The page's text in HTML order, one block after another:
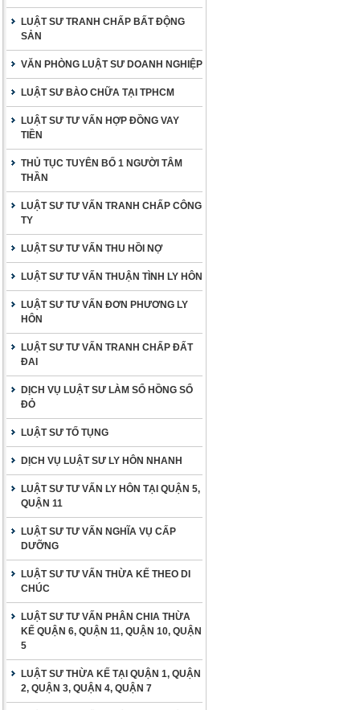
LUẬT SƯ TRANH CHẤP BẤT ĐỘNG
SẢN
VĂN PHÒNG LUẬT SƯ DOANH NGHIỆP
LUẬT SƯ BÀO CHỮA TẠI TPHCM
LUẬT SƯ TƯ VẤN HỢP ĐỒNG VAY
TIỀN
THỦ TỤC TUYÊN BỐ 1 NGƯỜI TÂM
THẦN
LUẬT SƯ TƯ VẤN TRANH CHẤP CÔNG
TY
LUẬT SƯ TƯ VẤN THU HỒI NỢ
LUẬT SƯ TƯ VẤN THUẬN TÌNH LY HÔN
LUẬT SƯ TƯ VẤN ĐƠN PHƯƠNG LY
HÔN
LUẬT SƯ TƯ VẤN TRANH CHẤP ĐẤT
ĐAI
DỊCH VỤ LUẬT SƯ LÀM SỔ HỒNG SỔ
ĐỎ
LUẬT SƯ TỐ TỤNG
DỊCH VỤ LUẬT SƯ LY HÔN NHANH
LUẬT SƯ TƯ VẤN LY HÔN TẠI QUẬN 5,
QUẬN 11
LUẬT SƯ TƯ VẤN NGHĨA VỤ CẤP
DƯỠNG
LUẬT SƯ TƯ VẤN THỪA KẾ THEO DI
CHÚC
LUẬT SƯ TƯ VẤN PHÂN CHIA THỪA
KẾ QUẬN 6, QUẬN 11, QUẬN 10, QUẬN
5
LUẬT SƯ THỪA KẾ TẠI QUẬN 1, QUẬN
2, QUẬN 3, QUẬN 4, QUẬN 7